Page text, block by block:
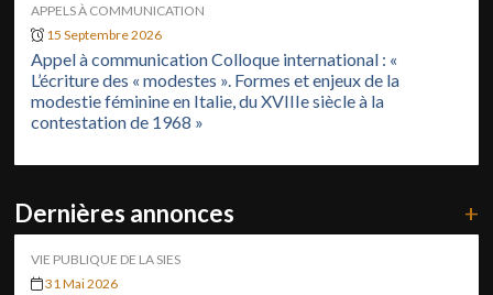
APPELS À COMMUNICATION
15 Septembre 2026
Appel à communication Colloque international : «
L’écriture des « modestes ». Formes et enjeux de la
modestie féminine en Italie, du XVIIIe siècle à la
contestation de 1968 »
Dernières annonces +
VIE PUBLIQUE DE LA SIES
31 Mai 2026